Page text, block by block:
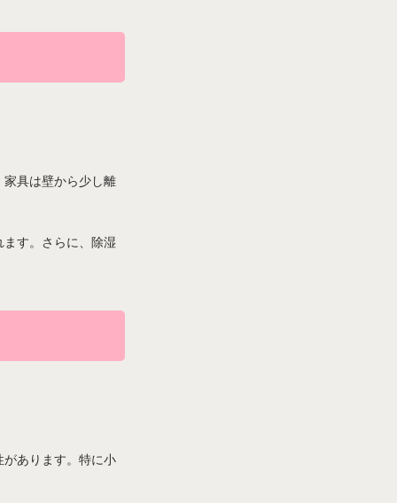
具は壁から少し離
す。さらに、除湿
あります。特に小